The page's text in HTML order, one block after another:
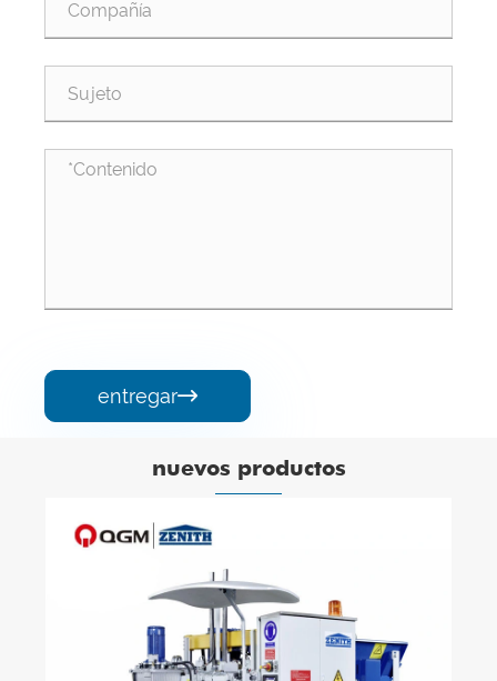
entregar
nuevos productos